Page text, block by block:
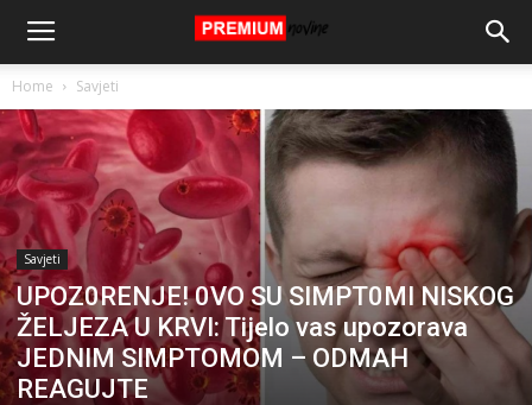
Home Savjeti
Savjeti
UPOZ0RENJE! 0VO SU SIMPT0MI NISKOG
ŽELJEZA U KRVI: Tijelo vas upozorava
JEDNIM SIMPTOMOM – ODMAH
REAGUJTE